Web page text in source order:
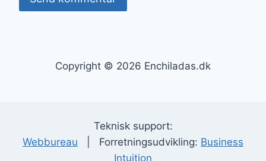
Copyright © 2026 Enchiladas.dk
Teknisk support:
Webbureau | Forretningsudvikling: Business
Intuition